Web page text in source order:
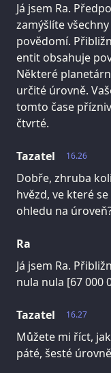
Já jsem Ra.
zamýšlíte
povědomí.
entit obsahuje
Některé
určité úrovně.
tomto čase
čtvrté.
16.26
Tazatel
Dobře, zhruba
hvězd, ve které
ohledu na
Ra
Já jsem Ra.
nula nula [67 000
16.27
Tazatel
Můžete mi říct,
páté, šesté